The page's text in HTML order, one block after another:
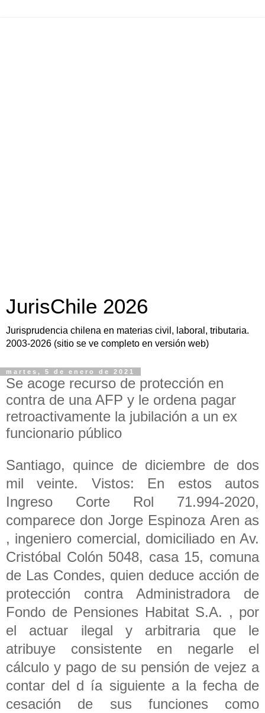
JurisChile 2026
Jurisprudencia chilena en materias civil, laboral, tributaria.
2003-2026 (sitio se ve completo en versión web)
martes, 5 de enero de 2021
Se acoge recurso de protección en
contra de una AFP y le ordena pagar
retroactivamente la jubilación a un ex
funcionario público
Santiago, quince de diciembre de dos
mil veinte. Vistos: En estos autos
Ingreso Corte Rol 71.994-2020,
comparece don Jorge Espinoza Aren as
, ingeniero comercial, domiciliado en Av.
Cristóbal Colón 5048, casa 15, comuna
de Las Condes, quien deduce acción de
protección contra Administradora de
Fondo de Pensiones Habitat S.A. , por
el actuar ilegal y arbitraria que le
atribuye consistente en negarle el
cálculo y pago de su pensión de vejez a
contar del d ía siguiente a la fecha de
cesación de sus funciones como